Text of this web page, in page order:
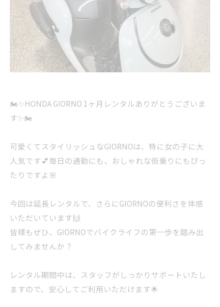
🏍️✨HONDA GIORNO 1ヶ月レンタルありがとうございま
す✨🏍️
可愛くてスタイリッシュなGIORNOは、特に女の子に大
人気です💕毎日の通勤にも、おしゃれな街乗りにもぴっ
たりですよ🌸
今回は延長レンタルで、さらにGIORNOの便利さを体感
いただいています🙌
皆様もぜひ、GIORNOでバイクライフの第一歩を踏み出
してみませんか？
レンタル期間中は、スタッフがしっかりサポートいたし
ますので、安心してご利用いただけます🌟